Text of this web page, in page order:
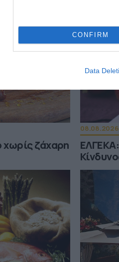
CONFIRM
Data
χωρίς ζάχαρη
08.08.2026